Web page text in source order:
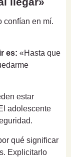
confían en mí.
es: «Hasta que
estar
adolescente
qué significar
Explicitarlo